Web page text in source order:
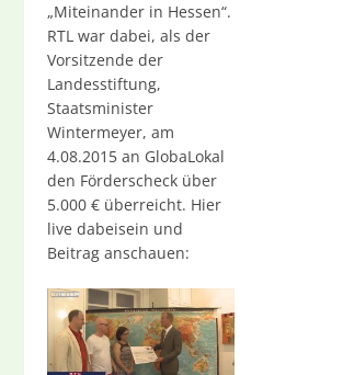
„Miteinander in Hessen“.
RTL war dabei, als der
Vorsitzende der
Landesstiftung,
Staatsminister
Wintermeyer, am
4.08.2015 an GlobaLokal
den Förderscheck über
5.000 € überreicht. Hier
live dabeisein und
Beitrag anschauen: